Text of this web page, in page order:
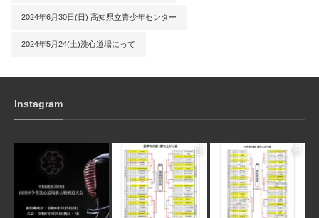
2024年6月30日(日) 高知県立青少年センター
2024年5月24(土)洗心道場にって
Instagram
1月 31 1月 31